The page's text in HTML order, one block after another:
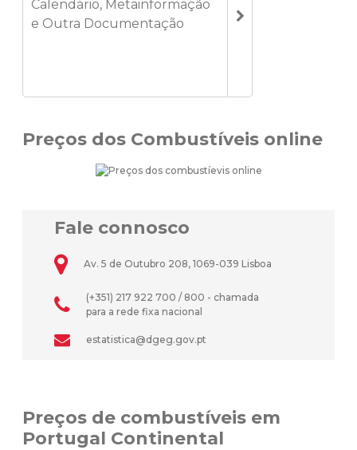
Calendário, Metainformação
e Outra Documentação
Preços dos Combustíveis online
Fale connosco
Av. 5 de Outubro 208, 1069-039 Lisboa
(+351) 217 922 700 / 800 - chamada
para a rede fixa nacional
estatistica@dgeg.gov.pt
Preços de combustíveis em
Portugal Continental